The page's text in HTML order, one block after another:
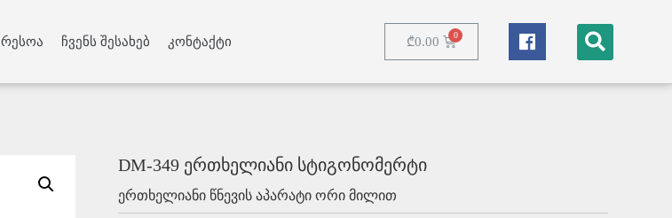
ჩვენს შესახებ კონტაქტი ₾0.00
Heading
adipiscing elit. Ut elit tellus, luctus nec ullamcorper
DM-349 ერთხელიანი სტიგონომერტი
ერთხელიანი წნევის აპარატი ორი მილით